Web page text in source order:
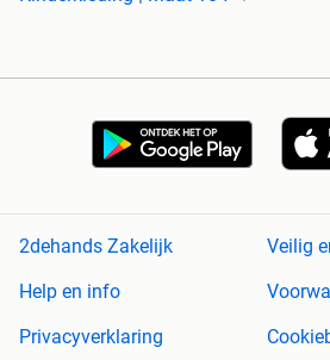
2dehands Zakelijk
Veilig
Help en info
Privacyverklaring